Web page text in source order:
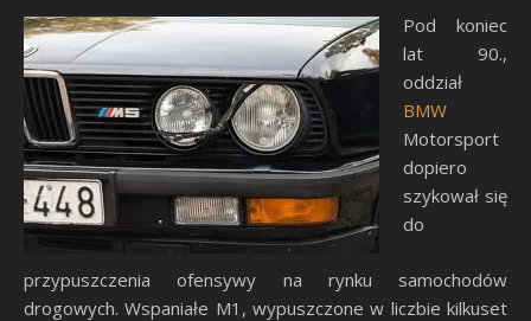
Pod koniec
lat 90.,
oddział
BMW
Motorsport
dopiero
szykował się
do
przypuszczenia ofensywy na rynku samochodów
drogowych. Wspaniałe M1, wypuszczone w liczbie kilkuset